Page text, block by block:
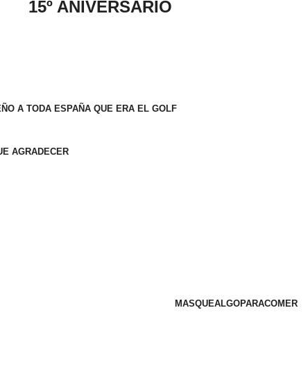
15º ANIVERSARIO
A TODA ESPAÑA QUE ERA EL GOLF
AGRADECER
MASQUEALGOPARACOMER